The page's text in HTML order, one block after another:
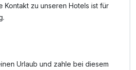
an, während Kinder die
teilzunehmen. Viele
es zahlreiche Wander- und
Kontakt zu unseren Hotels ist für
Urlaub und zahle bei diesem